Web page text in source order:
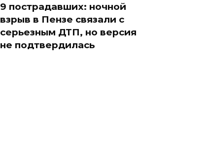
9 пострадавших: ночной
взрыв в Пензе связали с
серьезным ДТП, но версия
не подтвердилась